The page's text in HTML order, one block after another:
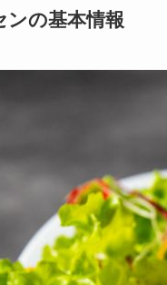
の基本情報